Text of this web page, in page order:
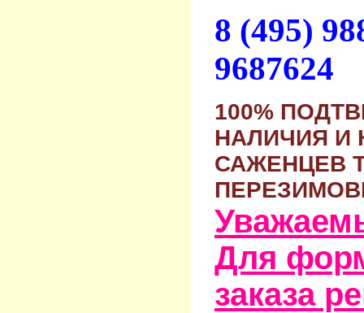
8 (495)
9687624
100%
НАЛИЧИЯ И
САЖЕНЦЕВ
Для
заказа